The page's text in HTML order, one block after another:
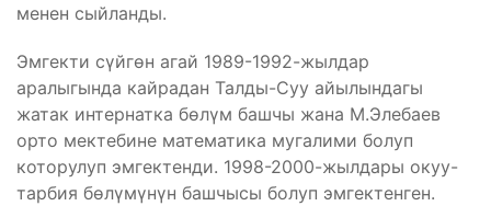
менен сыйланды.
Эмгекти сүйгөн агай 1989-1992-жылдар
аралыгында кайрадан Талды-Суу айылындагы
жатак интернатка бөлүм башчы жана М.Элебаев
орто мектебине математика мугалими болуп
которулуп эмгектенди. 1998-2000-жылдары окуу-
тарбия бөлүмүнүн башчысы болуп эмгектенген.